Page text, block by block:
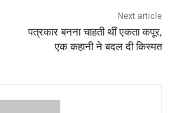
Next article
पत्रकार बनना चाहती थीं एकता कपूर,
एक कहानी ने बदल दी किस्मत